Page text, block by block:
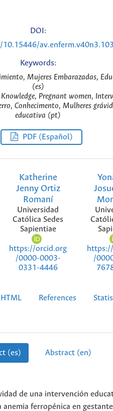
DOI:
Keywords:
Mujeres Embarazadas,
(es)
Pregnant women,
Conhecimento, Mulheres
educativa (pt)
PDF (Español)
Katherine
Jenny Ortiz
Romaní
Universidad
Católica Sedes
Sapientiae
https://orcid.org
/0000-0003-
0331-4446
/
References
(es) Abstract (en)
de una intervención
ferropénica en